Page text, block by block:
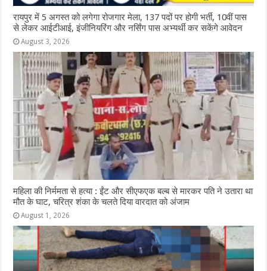
रायपुर में 5 अगस्त को लगेगा रोजगार मेला, 137 पदों पर होगी भर्ती, 10वीं पास
से लेकर आईटीआई, इंजीनियरिंग और नर्सिंग पास अभ्यर्थी कर सकेंगे आवेदन
August 3, 2026
महिला की निर्ममता से हत्या : ईंट और सीएफएक बल्ब से मारकर पति ने उतारा था
मौत के घाट, चरित्र शंका के चलते दिया वारदात को अंजाम
August 1, 2026